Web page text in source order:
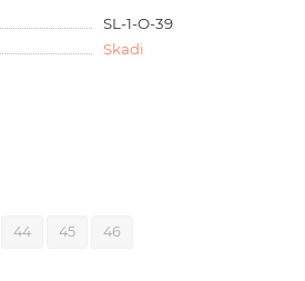
SL-1-O-39
Skadi
44 45 46